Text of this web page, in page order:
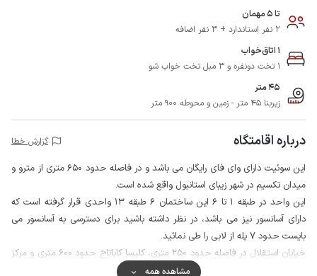
تا 5 مهمان
2 نفر استاندارد + 3 نفر اضافه
1 اتاق‌خواب
1 تخت دونفره و 3 مبل تخت‌ خواب‌ شو
45 متر
زیربنا 45 متر - زمین و محوطه 900 متر
درباره اقامتگاه گزارش خطا
این سوئیت دارای وای فای رایگان می باشد و در فاصله حدود 650 متری از مترو و
میدان تکسیم در شهر زیبای استانبول واقع شده است.
این واحد در طبقه 1 تا 6 این ساختمان 6 طبقه 13 واحدی قرار گرفته است که
دارای آسانسور نیز می باشد، در نظر داشته باشید برای دسترسی به آسانسور می
بایست حدود 7 پله از لابی را طی نمائید.
خیابان استقلال در فاصله حدود 250 متری، کلیسا کاباتاج حدود 600 متری و مرکز
خرید جواهیر در فاصله حدود سه کیلومتری از این واحد قابل دسترس است.
مشاهده همه